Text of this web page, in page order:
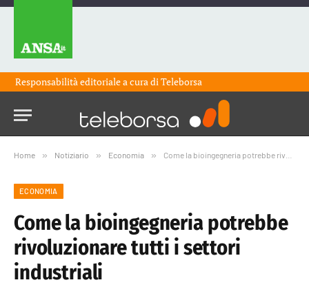
Responsabilità editoriale a cura diTeleborsa
Home » Notiziario » Economia » Come la bioingegneria potrebbe rivoluzionare tutti i settori industriali
ECONOMIA
Come la bioingegneria potrebbe
rivoluzionare tutti i settori
industriali